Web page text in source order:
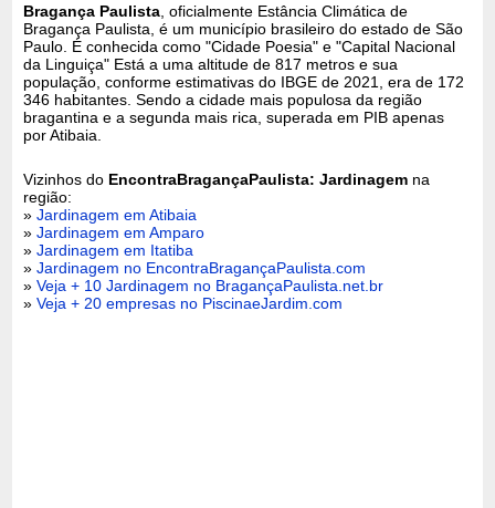
Bragança Paulista , oficialmente Estância Climática de
Bragança Paulista, é um município brasileiro do estado de São
Paulo. É conhecida como "Cidade Poesia" e "Capital Nacional
da Linguiça" Está a uma altitude de 817 metros e sua
população, conforme estimativas do IBGE de 2021, era de 172
346 habitantes. Sendo a cidade mais populosa da região
bragantina e a segunda mais rica, superada em PIB apenas
por Atibaia.
Vizinhos do EncontraBragançaPaulista: Jardinagem na
região:
»Jardinagem em Atibaia
»Jardinagem em Amparo
»Jardinagem em Itatiba
»Jardinagem no EncontraBragançaPaulista.com
»Veja + 10 Jardinagem no BragançaPaulista.net.br
»Veja + 20 empresas no PiscinaeJardim.com